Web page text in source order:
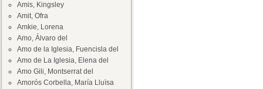
Amis, Kingsley
Amit, Ofra
Amkie, Lorena
Amo, Álvaro del
Amo de la Iglesia, Fuencisla del
Amo de La Iglesia, Elena del
Amo Gili, Montserrat del
Amorós Corbella, María Lluïsa